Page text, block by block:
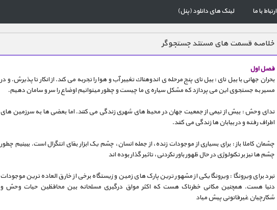
ارتباط با ما لینک های دانلود (پنل)
خلاصه قسمت های مستند جستجوگر
فصل اول
بحران جهانی با بیل نای : بیل نای پنج مرحله ی اندوهناك تغییر آب و هوا را تجربه می کند. از انکار تا پذیرش. و در
مسیر به جستجوی این می پردازد که مشکل سیاره ی ما چیست و چطور میتوانیم اوضاع را سر و سامان دهیم.
ندای وحش : بیش از نیمی از جمعیت جهان در محیط های شهری زندگی می کنند. اما بعضی ها به سرزمین های
اطراف رفته و در بیابان ها زندگی می کنند.
چشمان کاملا باز : برای بسیاری از موجودات زنده، از جمله انسان، چشم یک ابزار بقای انتگرال است. ببینیم چطور
چشم ها نیز بر تکنولوژی در حال ظهور باور نکردنی، تاثیر گذار بوده اند
نبرد برای ویرونگا : ویرونگا یکی از مشهور ترین پارک های زمین و زیستگاه برخی از خارق العاده ترین موجودات
دنیا هست. همچنین مکانی خطرناک هست که اکثر مواق درگیری مسلحانه بین محافظین حیات وحش و
شکارچیان غیرقانونی پیش میاد